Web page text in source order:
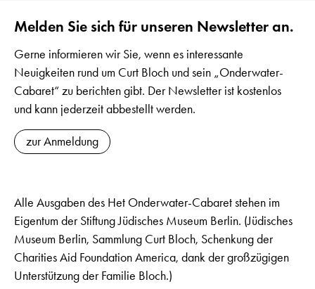
Melden Sie sich für unseren Newsletter an.
Gerne informieren wir Sie, wenn es interessante
Neuigkeiten rund um Curt Bloch und sein „Onderwater-
Cabaret“ zu berichten gibt. Der Newsletter ist kostenlos
und kann jederzeit abbestellt werden.
zur Anmeldung
Alle Ausgaben des Het Onderwater-Cabaret stehen im
Eigentum der Stiftung Jüdisches Museum Berlin. (Jüdisches
Museum Berlin, Sammlung Curt Bloch, Schenkung der
Charities Aid Foundation America, dank der großzügigen
Unterstützung der Familie Bloch.)